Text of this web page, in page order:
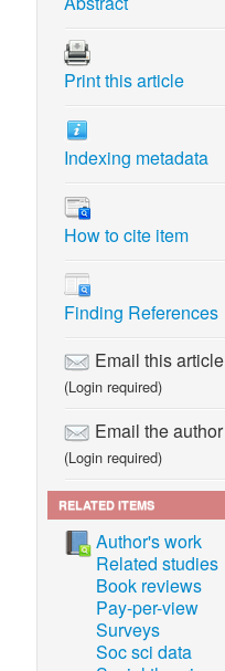
Print this article
Indexing metadata
How to cite item
Finding References
Email this article
(Login required)
Email the author
(Login required)
RELATED ITEMS
Author's work
Related studies
Book reviews
Pay-per-view
Surveys
Soc sci data